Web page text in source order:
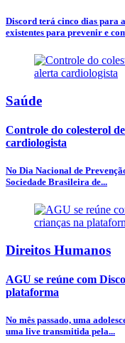
Discord terá cinco dias para
existentes para prevenir e
Saúde
Controle do colesterol
cardiologista
No Dia Nacional de
Sociedade Brasileira de...
Direitos Humanos
AGU se reúne com
plataforma
No mês passado, uma
uma live transmitida pela...